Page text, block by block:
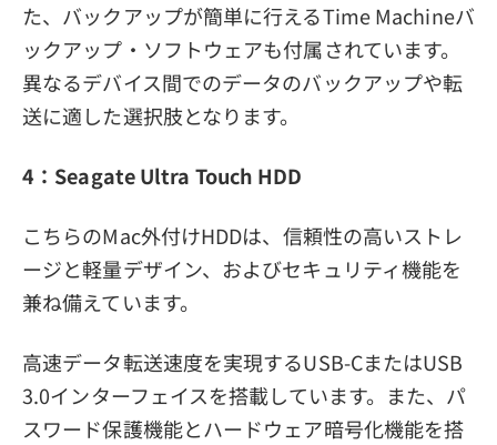
た、バックアップが簡単に行えるTime Machineバ
ックアップ・ソフトウェアも付属されています。
異なるデバイス間でのデータのバックアップや転
送に適した選択肢となります。
4：Seagate Ultra Touch HDD
こちらのMac外付けHDDは、信頼性の高いストレ
ージと軽量デザイン、およびセキュリティ機能を
兼ね備えています。
高速データ転送速度を実現するUSB-CまたはUSB
3.0インターフェイスを搭載しています。また、パ
スワード保護機能とハードウェア暗号化機能を搭